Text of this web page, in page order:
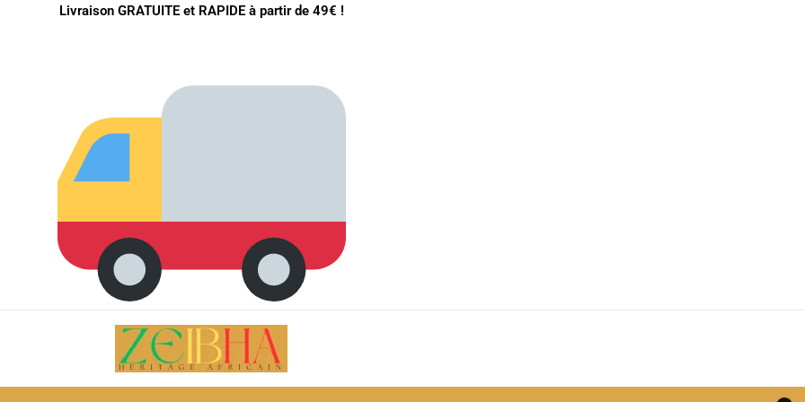
Livraison GRATUITE et RAPIDE à partir de 49€ !